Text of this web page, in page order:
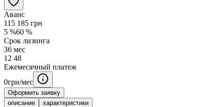
Аванс
115 185 грн
5 %60 %
Срок лизинга
36 мес
12 48
Ежемесячный платеж
0грн/мес
Оформить заявку
описание
характеристики